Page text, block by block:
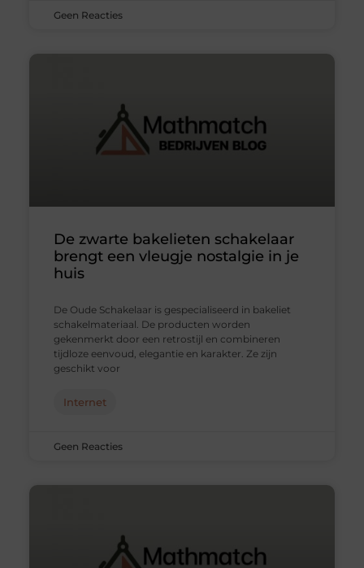
Geen Reacties
De zwarte bakelieten schakelaar
brengt een vleugje nostalgie in je
huis
De Oude Schakelaar is gespecialiseerd in bakeliet
schakelmateriaal. De producten worden
gekenmerkt door een retrostijl en combineren
tijdloze eenvoud, elegantie en karakter. Ze zijn
geschikt voor
Internet
Geen Reacties